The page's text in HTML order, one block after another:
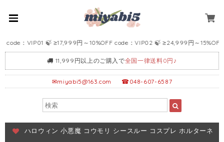
：VIP01 🍃 ≥17,999円～10%OFF code：VIP02 🍃 ≥24,999円～15%OFF
11,999円以上のご購入で全国一律送料0円♪
✉miyabi5@163.com ☎048-607-6587
ハロウィン 小悪魔 コウモリ シースルー コスプレ ホルターネ